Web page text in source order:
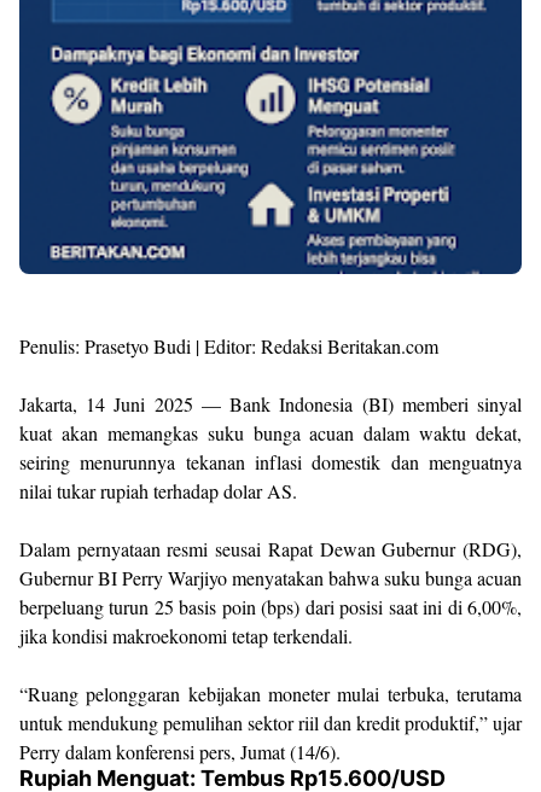
Penulis: Prasetyo Budi | Editor: Redaksi Beritakan.com
Jakarta, 14 Juni 2025 — Bank Indonesia (BI) memberi sinyal
kuat akan memangkas suku bunga acuan dalam waktu dekat,
seiring menurunnya tekanan inflasi domestik dan menguatnya
nilai tukar rupiah terhadap dolar AS.
Dalam pernyataan resmi seusai Rapat Dewan Gubernur (RDG),
Gubernur BI Perry Warjiyo menyatakan bahwa suku bunga acuan
berpeluang turun 25 basis poin (bps) dari posisi saat ini di 6,00%,
jika kondisi makroekonomi tetap terkendali.
“Ruang pelonggaran kebijakan moneter mulai terbuka, terutama
untuk mendukung pemulihan sektor riil dan kredit produktif,” ujar
Perry dalam konferensi pers, Jumat (14/6).
Rupiah Menguat: Tembus Rp15.600/USD